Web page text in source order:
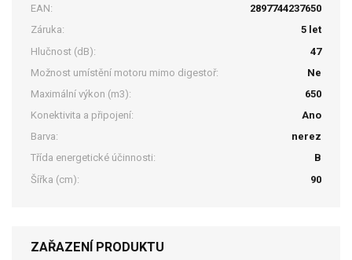
EAN:
2897744237650
Záruka:
5 let
Hlučnost (dB):
47
Možnost umístění motoru mimo digestoř:
Ne
Maximální výkon (m3):
650
Konektivita a připojení:
Ano
Barva:
nerez
Třída energetické účinnosti:
B
Šířka (cm):
90
ZAŘAZENÍ PRODUKTU